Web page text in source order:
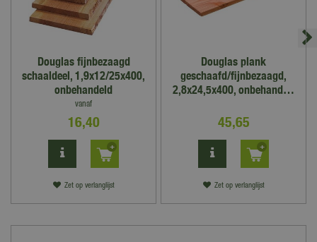
Douglas fijnbezaagd
schaaldeel, 1,9x12/25x400,
onbehandeld
vanaf
16,40
Zet op verlanglijst
Douglas plank
geschaafd/fijnbezaagd,
2,8x24,5x400, onbehand…
45,65
Zet op verlanglijst